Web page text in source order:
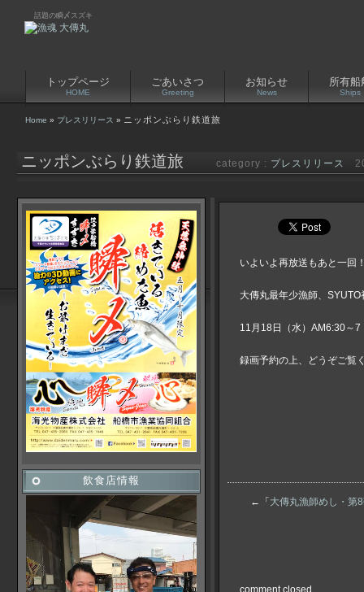
話題の瞬〆スズキ
トップページ
HOME
ごあいさつ
Greeting
お知らせ
News
所有船
Ships
Home » プレスリリース » ニッポンぶらり鉄道旅
ニッポンぶらり鉄道旅 category : プレスリリース
いよいよ再放送もあと一回
大傳丸最年少漁師、SYUTO
11月18日（水）AM6:30
録画予約の上、どうぞご覧
←「 大傳丸漁師めし・第
comment closed
飲食店情報